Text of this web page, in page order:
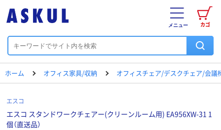
カゴ
メニュー
ホーム オフィス家具/収納 オフィスチェア/デスクチェア/会議
エスコ
エスコ スタンドワークチェアー(クリーンルーム用) EA956XW-31 1
個（直送品）